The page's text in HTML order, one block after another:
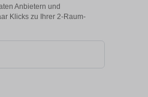
Anbietern und
Klicks zu Ihrer 2-Raum-